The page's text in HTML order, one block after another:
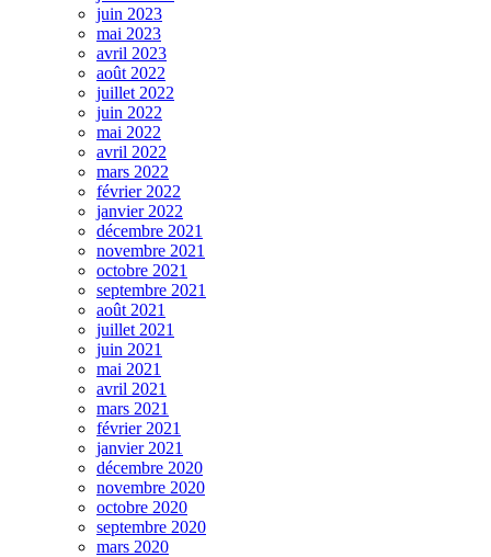
juin 2023
mai 2023
avril 2023
août 2022
juillet 2022
juin 2022
mai 2022
avril 2022
mars 2022
février 2022
janvier 2022
décembre 2021
novembre 2021
octobre 2021
septembre 2021
août 2021
juillet 2021
juin 2021
mai 2021
avril 2021
mars 2021
février 2021
janvier 2021
décembre 2020
novembre 2020
octobre 2020
septembre 2020
mars 2020